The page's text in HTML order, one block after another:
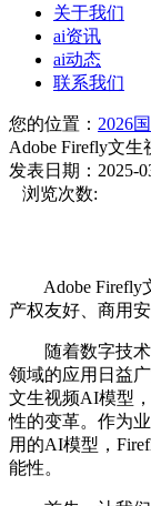
关于我们
ai资讯
ai动态
联系我们
您的位置： 2026
Adobe Firefly文
发表日期：2025-
浏览次数:
Adobe Firefly
产权友好、商用
随着数字技术
领域的应用日益
文生视频AI模型
性的变革。作为
用的AI模型，
能性。